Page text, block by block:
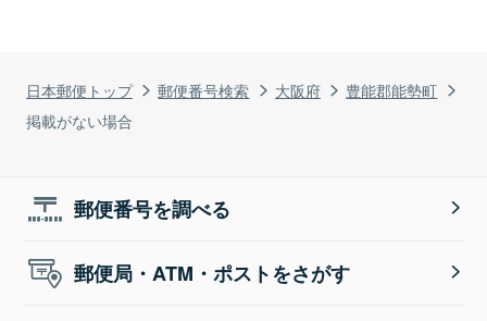
日本郵便トップ 郵便番号検索 大阪府
豊能郡能勢町
掲載がない場合
郵便番号を調べる
郵便局・ATM・ポストをさがす